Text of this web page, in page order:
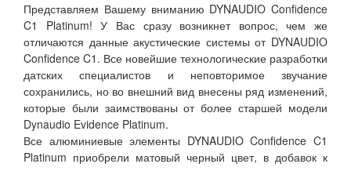
Представляем Вашему вниманию DYNAUDIO Confidence
C1 Platinum! У Вас сразу возникнет вопрос, чем же
отличаются данные акустические системы от DYNAUDIO
Confidence C1. Все новейшие технологические разработки
датских специалистов и неповторимое звучание
сохранились, но во внешний вид внесены ряд изменений,
которые были заимствованы от более старшей модели
Dynaudio Evidence Platinum.
Все алюминиевые элементы DYNAUDIO Confidence C1
Platinum приобрели матовый черный цвет, в добавок к